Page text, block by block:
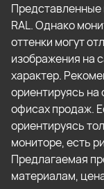
Представленные
RAL. Однако
оттенки могут
изображения на
характер.
ориентируясь
офисах продаж.
ориентируясь
мониторе, есть
Предлагаемая
материалам,